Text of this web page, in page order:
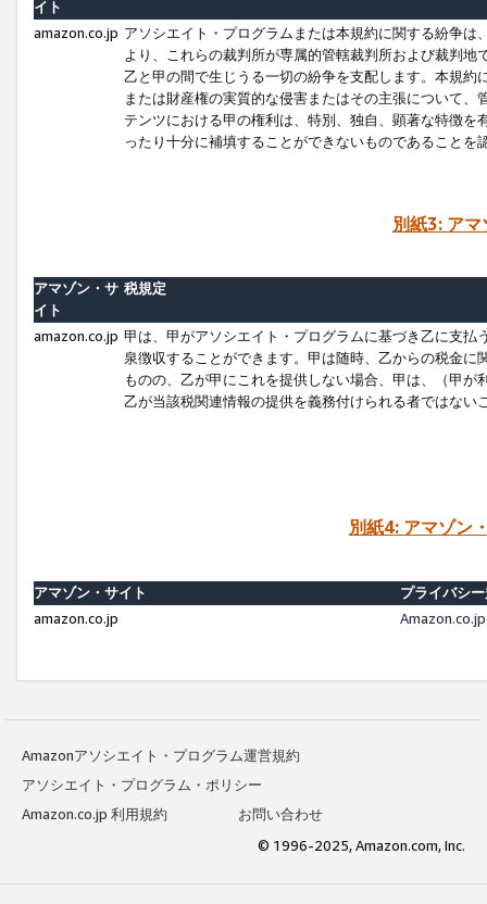
イト
amazon.co.jp アソシエイト・プログラムまたは本規約に関する紛争
より、これらの裁判所が専属的管轄裁判所および裁判
乙と甲の間で生じうる一切の紛争を支配します。本規
または財産権の実質的な侵害またはその主張について
テンツにおける甲の権利は、特別、独自、顕著な特徴
ったり十分に補填することができないものであることを
別紙3: ア
アマゾン・サ
イト
税規定
amazon.co.jp 甲は、甲がアソシエイト・プログラムに基づき乙に支
泉徴収することができます。甲は随時、乙からの税金
ものの、乙が甲にこれを提供しない場合、甲は、（甲
乙が当該税関連情報の提供を義務付けられる者ではな
別紙4: アマゾン
アマゾン・サイト
プライバシ
amazon.co.jp
Amazonアソシエイト・プログラム運営規約
アソシエイト・プログラム・ポリシー
Amazon.co.jp 利用規約
お問い合わせ
© 1996-2025, Amazon.com, Inc.